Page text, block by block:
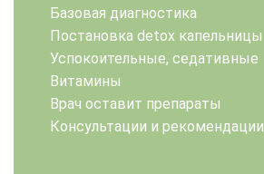
Базовая диагностика
Постановка detox капельницы
Успокоительные, седативные
Витамины
Врач оставит препараты
Консультации и рекомендации